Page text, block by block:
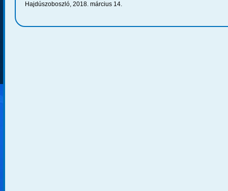
Hajdúszoboszló, 2018. március 14.